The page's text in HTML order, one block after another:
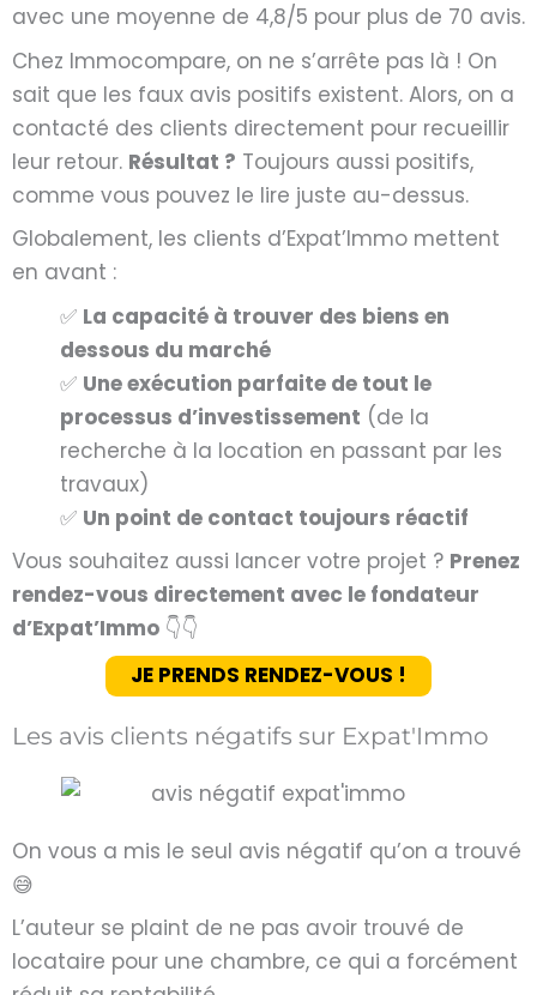
avec une moyenne de 4,8/5 pour plus de 70 avis.
Chez Immocompare, on ne s’arrête pas là ! On
sait que les faux avis positifs existent. Alors, on a
contacté des clients directement pour recueillir
leur retour. Résultat ? Toujours aussi positifs,
comme vous pouvez le lire juste au-dessus.
Globalement, les clients d’Expat’Immo mettent
en avant :
✅ La capacité à trouver des biens en
dessous du marché
✅ Une exécution parfaite de tout le
processus d’investissement (de la
recherche à la location en passant par les
travaux)
✅ Un point de contact toujours réactif
Vous souhaitez aussi lancer votre projet ? Prenez
rendez-vous directement avec le fondateur
d’Expat’Immo 👇👇
JE PRENDS RENDEZ-VOUS !
Les avis clients négatifs sur Expat'Immo
On vous a mis le seul avis négatif qu’on a trouvé
😅
L’auteur se plaint de ne pas avoir trouvé de
locataire pour une chambre, ce qui a forcément